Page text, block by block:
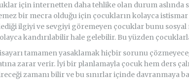
için internetten daha tehlike olan durum aslında
bir mecra olduğu için çocukların kolayca
ilgiyi ve sevgiyi göremeyen çocuklar bunu
kandırılabilir hale gelebilir. Bu yüzden
tamamen yasaklamak hiçbir sorunu
zarar verir. İyi bir planlamayla çocuk hem ders
zamanı bilir ve bu sınırlar içinde davranmaya